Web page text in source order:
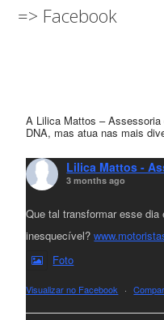
=> Facebook
A Lilica Mattos –
DNA, mas atua nas mais
Lilica Mattos -
3 months ago
Que tal transformar esse
inesquecível?
Foto
Visualizar no Facebook ·